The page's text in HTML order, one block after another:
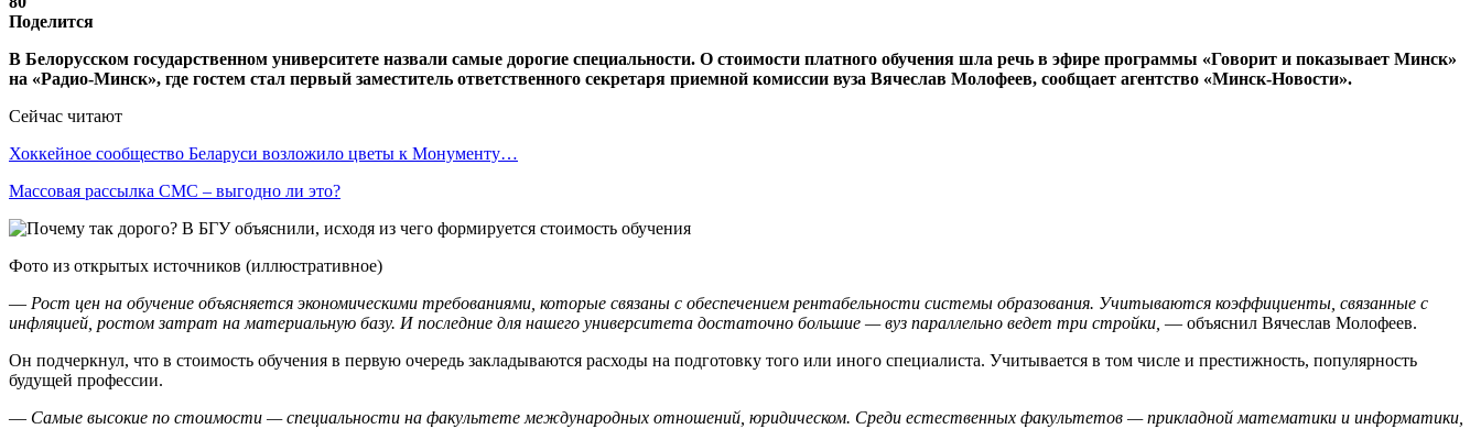
Поделится
В Белорусском государственном университете назвали самые дорогие специальности. О стоимости платного обучения шла речь в эфире программы «Говорит и показывает Минск»
на «Радио-Минск», где гостем стал первый заместитель ответственного секретаря приемной комиссии вуза Вячеслав Молофеев, сообщает агентство «Минск-Новости».
Сейчас читают
Хоккейное сообщество Беларуси возложило цветы к Монументу…
Массовая рассылка СМС – выгодно ли это?
Фото из открытых источников (иллюстративное)
— Рост цен на обучение объясняется экономическими требованиями, которые связаны с обеспечением рентабельности системы образования. Учитываются коэффициенты, связанные с
инфляцией, ростом затрат на материальную базу. И последние для нашего университета достаточно большие — вуз параллельно ведет три стройки, — объяснил Вячеслав Молофеев.
Он подчеркнул, что в стоимость обучения в первую очередь закладываются расходы на подготовку того или иного специалиста. Учитывается в том числе и престижность, популярность
будущей профессии.
— Самые высокие по стоимости — специальности на факультете международных отношений, юридическом. Среди естественных факультетов — прикладной математики и информатики,